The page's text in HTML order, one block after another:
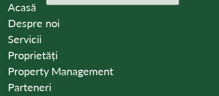
Acasă
Despre noi
Servicii
Proprietăți
Property Management
Parteneri